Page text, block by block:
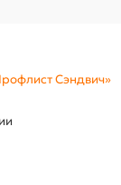
Сэндвич»